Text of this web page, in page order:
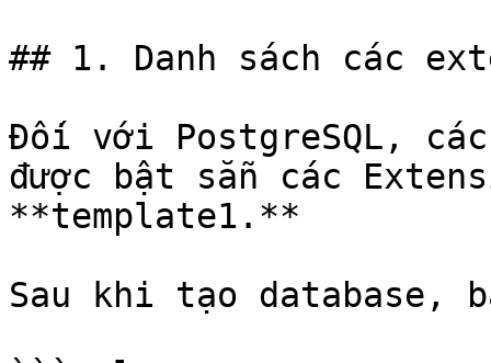
## 1. Danh sách các
Đối với PostgreSQL,
được bật sẵn các
**template1.**
Sau khi tạo database,